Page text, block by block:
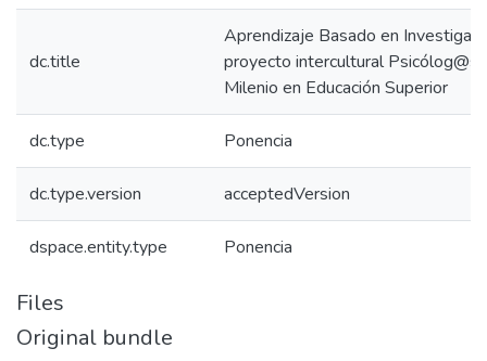
dc.title
Aprendizaje Basado en
proyecto intercultural Psicólog@s
Milenio en Educación Superior
dc.type Ponencia
dc.type.version acceptedVersion
dspace.entity.type Ponencia
Files
Original bundle